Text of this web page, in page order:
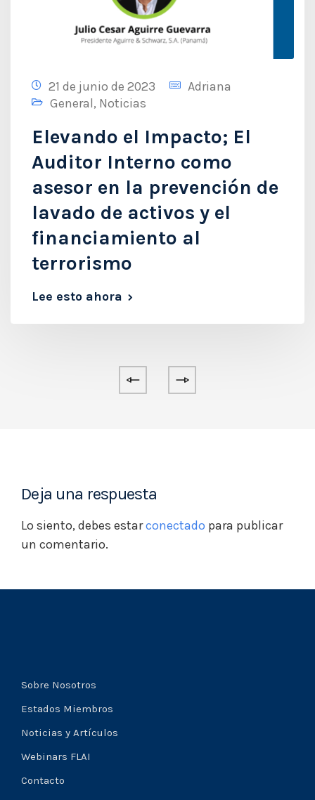
21 de junio de 2023
Adriana
General, Noticias
Elevando el Impacto; El
Auditor Interno como
asesor en la prevención de
lavado de activos y el
financiamiento al
terrorismo
Lee esto ahora
Deja una respuesta
Lo siento, debes estarconectado para publicar
un comentario.
Sobre Nosotros
Estados Miembros
Noticias y Artículos
Webinars FLAI
Contacto